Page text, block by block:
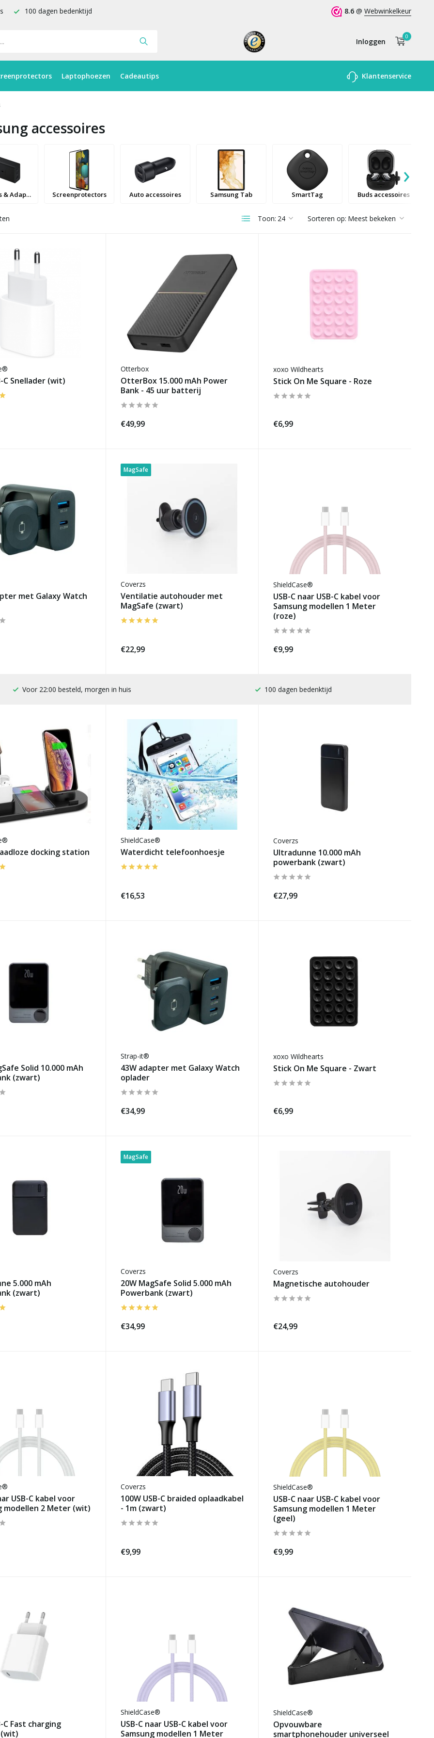
100 dagen bedenktijd 8.6 @ Webwinkelkeur
Inloggen
Account
0
Laptophoezen Cadeautips Klantenservice
accessoires
Opladers & Adapters Screenprotectors Auto accessoires Samsung Tab SmartTag Buds accessoires
›
Toon: Sorteren op:
C Snellader (wit)
Otterbox
OtterBox 15.000 mAh Power
Bank - 45 uur batterij
€49,99
xoxo Wildhearts
Stick On Me Square - Roze
€6,99
met Galaxy Watch
MagSafe
Coverzs
Ventilatie autohouder met
MagSafe (zwart)
€22,99
ShieldCase®
USB-C naar USB-C kabel voor
Samsung modellen 1 Meter
(roze)
€9,99
100 dagen bedenktijd Gratis verzending
docking station
ShieldCase®
Waterdicht telefoonhoesje
€16,53
Coverzs
Ultradunne 10.000 mAh
powerbank (zwart)
€27,99
Solid 10.000 mAh
(zwart)
Strap-it®
43W adapter met Galaxy Watch
oplader
€34,99
xoxo Wildhearts
Stick On Me Square - Zwart
€6,99
5.000 mAh
(zwart)
MagSafe
Coverzs
20W MagSafe Solid 5.000 mAh
Powerbank (zwart)
€34,99
Coverzs
Magnetische autohouder
€24,99
USB-C kabel voor
modellen 2 Meter (wit)
Coverzs
100W USB-C braided oplaadkabel
- 1m (zwart)
€9,99
ShieldCase®
USB-C naar USB-C kabel voor
Samsung modellen 1 Meter
(geel)
€9,99
C Fast charging
ShieldCase®
USB-C naar USB-C kabel voor
Samsung modellen 1 Meter
ShieldCase®
Opvouwbare
smartphonehouder universeel